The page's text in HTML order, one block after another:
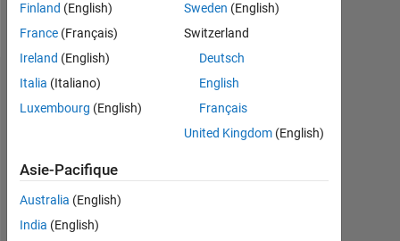
at
MathWorks
and
Computer
Science
education.
Afficher
plus
Tableau de bord
MATLAB Answers
-2
-1
7
8
9
Finland (English)
France (Français)
Ireland (English)
Italia (Italiano)
Luxembourg (English)
Sweden (English)
Switzerland
Deutsch
English
Français
United Kingdom(English)
Asie-Pacifique
Australia (English)
India (English)